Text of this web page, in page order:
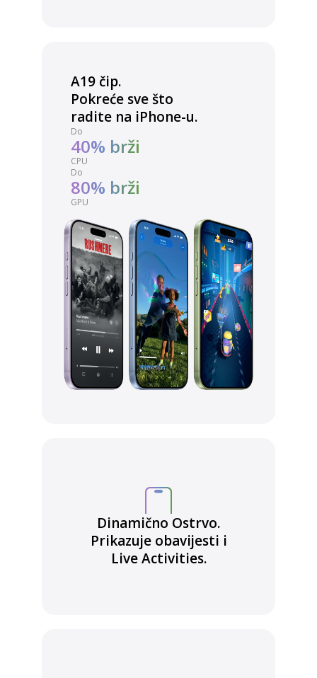
A19 čip.
Pokreće sve što
radite na iPhone-u.
Do
40% brži
CPU
Do
80% brži
GPU
Dinamično Ostrvo.
Prikazuje obavijesti i
Live Activities.